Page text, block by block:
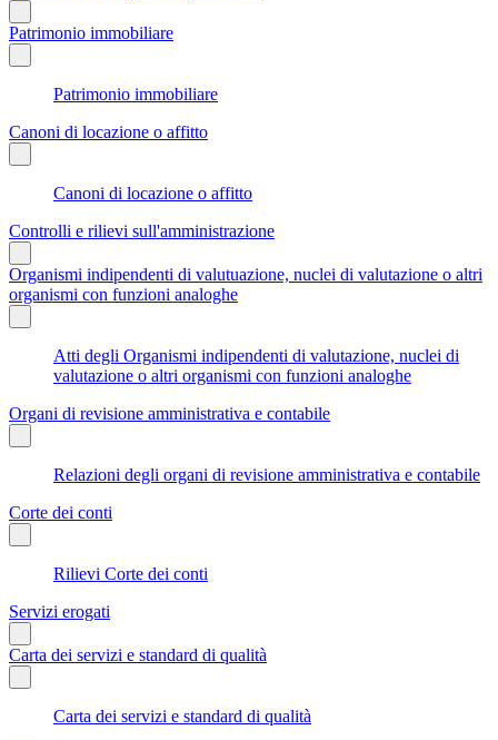
Patrimonio immobiliare
Patrimonio immobiliare
Canoni di locazione o affitto
Canoni di locazione o affitto
Controlli e rilievi sull'amministrazione
Organismi indipendenti di valutuazione, nuclei di valutazione o altri
organismi con funzioni analoghe
Atti degli Organismi indipendenti di valutazione, nuclei di
valutazione o altri organismi con funzioni analoghe
Organi di revisione amministrativa e contabile
Relazioni degli organi di revisione amministrativa e contabile
Corte dei conti
Rilievi Corte dei conti
Servizi erogati
Carta dei servizi e standard di qualità
Carta dei servizi e standard di qualità